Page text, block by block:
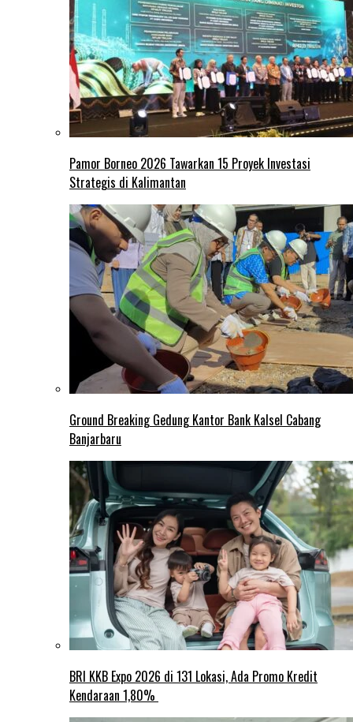
Pamor Borneo 2026 Tawarkan 15 Proyek Investasi
Strategis di Kalimantan
Ground Breaking Gedung Kantor Bank Kalsel Cabang
Banjarbaru
BRI KKB Expo 2026 di 131 Lokasi, Ada Promo Kredit
Kendaraan 1,80%